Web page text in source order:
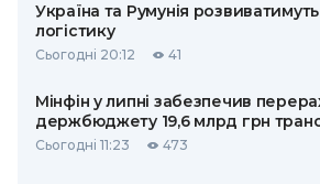
Україна та Румунія
логістику
Сьогодні 20:12 41
Мінфін у липні забезпечив
держбюджету 19,6 млрд грн
Сьогодні 11:23 473